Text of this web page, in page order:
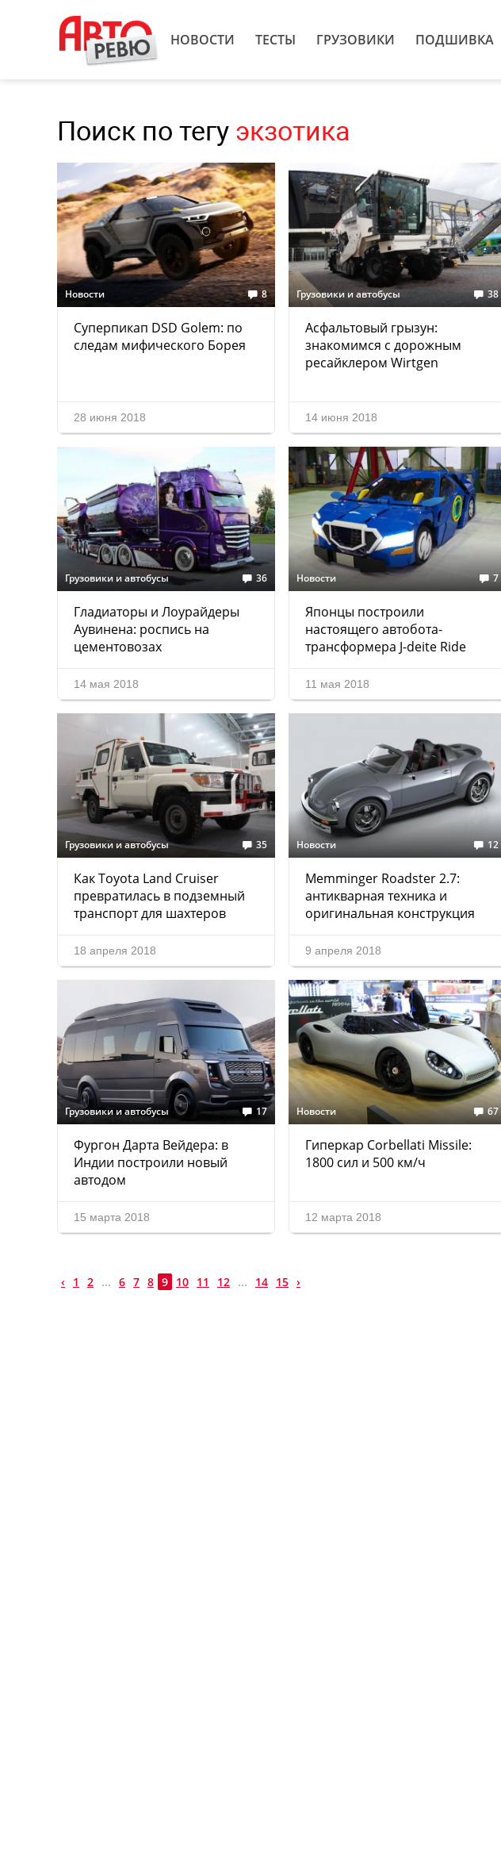
НОВОСТИ ТЕСТЫ ГРУЗОВИКИ ПОДШИВКА
Поиск по тегу экзотика
Новости 8
Суперпикап DSD Golem: по
следам мифического Борея
28 июня 2018
Грузовики и автобусы 38
Асфальтовый грызун:
знакомимся с дорожным
ресайклером Wirtgen
14 июня 2018
Грузовики и автобусы 36
Гладиаторы и Лоурайдеры
Аувинена: роспись на
цементовозах
14 мая 2018
Новости 7
Японцы построили
настоящего автобота-
трансформера J-deite Ride
11 мая 2018
Грузовики и автобусы 35
Как Toyota Land Cruiser
превратилась в подземный
транспорт для шахтеров
18 апреля 2018
Новости 12
Memminger Roadster 2.7:
антикварная техника и
оригинальная конструкция
9 апреля 2018
Грузовики и автобусы 17
Фургон Дарта Вейдера: в
Индии построили новый
автодом
15 марта 2018
Новости 67
Гиперкар Corbellati Missile:
1800 сил и 500 км/ч
12 марта 2018
‹ 1 2 ... 6 7 8 9 10 11 12 ... 14 15 ›